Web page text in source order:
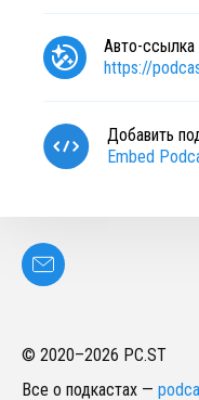
Авто-ссылка
https://
Добавить
Embed
© 2020–2026 PC.ST
Все о подкастах —